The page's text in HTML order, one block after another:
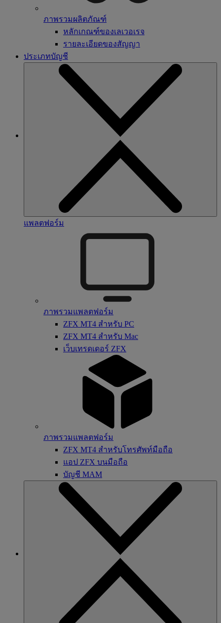
ภาพรวมผลิตภัณฑ์
หลักเกณฑ์ของเลเวอเรจ
รายละเอียดของสัญญา
ประเภทบัญชี
แพลตฟอร์ม
ภาพรวมแพลตฟอร์ม
ZFX MT4 สำหรับ PC
ZFX MT4 สำหรับ Mac
เว็บเทรดเดอร์ ZFX
ภาพรวมแพลตฟอร์ม
ZFX MT4 สำหรับโทรศัพท์มือถือ
แอป ZFX บนมือถือ
บัญชี MAM